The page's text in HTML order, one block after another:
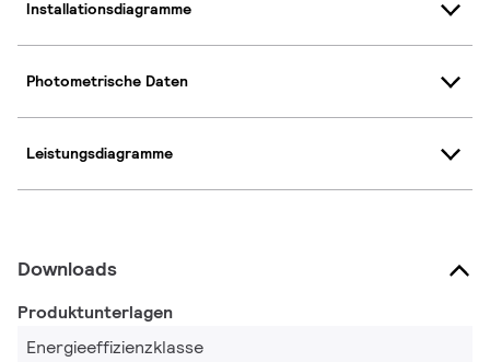
Installationsdiagramme
Photometrische Daten
Leistungsdiagramme
Downloads
Produktunterlagen
Energieeffizienzklasse